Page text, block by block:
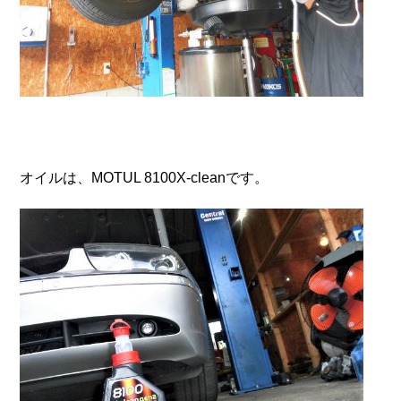
オイルは、MOTUL 8100X-cleanです。